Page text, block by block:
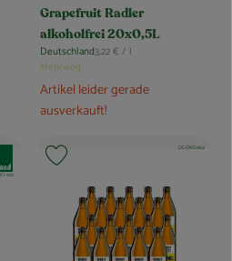
Grapefruit Radler
alkoholfrei 20x0,5L
, Herkunft:
Deutschland, Referenzpreis:
3,22 € / l
Mehrweg
Artikel leider gerade
ausverkauft!
001
, Verband:
, Kontrollstelle:
DE-ÖKO-064
Produkt zu Favouriten hinzufügen